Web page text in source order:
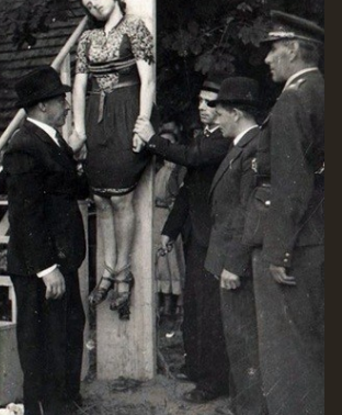
KOMUNISMU
SOCIALISMU
SOCIALISMU: FAKTA
© 2026 eStránky.cz |RSS